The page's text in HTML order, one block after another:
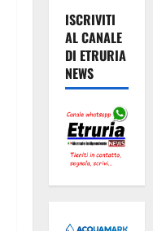
ISCRIVITI
AL CANALE
DI ETRURIA
NEWS